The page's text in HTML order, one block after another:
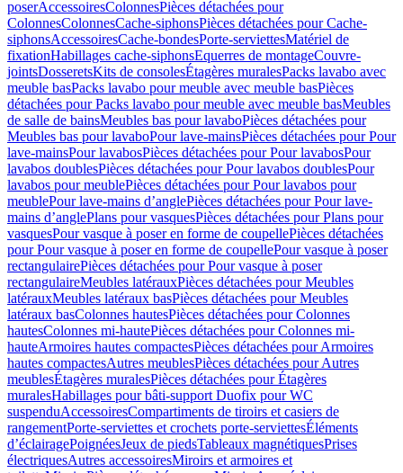
poserAccessoiresColonnesPièces détachées pour
ColonnesColonnesCache-siphonsPièces détachées pour Cache-
siphonsAccessoiresCache-bondesPorte-serviettesMatériel de
fixationHabillages cache-siphonsEquerres de montageCouvre-
jointsDosseretsKits de consolesÉtagères muralesPacks lavabo avec
meuble basPacks lavabo pour meuble avec meuble basPièces
détachées pour Packs lavabo pour meuble avec meuble basMeubles
de salle de bainsMeubles bas pour lavaboPièces détachées pour
Meubles bas pour lavaboPour lave-mainsPièces détachées pour Pour
lave-mainsPour lavabosPièces détachées pour Pour lavabosPour
lavabos doublesPièces détachées pour Pour lavabos doublesPour
lavabos pour meublePièces détachées pour Pour lavabos pour
meublePour lave-mains d’anglePièces détachées pour Pour lave-
mains d’anglePlans pour vasquesPièces détachées pour Plans pour
vasquesPour vasque à poser en forme de coupellePièces détachées
pour Pour vasque à poser en forme de coupellePour vasque à poser
rectangulairePièces détachées pour Pour vasque à poser
rectangulaireMeubles latérauxPièces détachées pour Meubles
latérauxMeubles latéraux basPièces détachées pour Meubles
latéraux basColonnes hautesPièces détachées pour Colonnes
hautesColonnes mi-hautePièces détachées pour Colonnes mi-
hauteArmoires hautes compactesPièces détachées pour Armoires
hautes compactesAutres meublesPièces détachées pour Autres
meublesÉtagères muralesPièces détachées pour Étagères
muralesHabillages pour bâti-support Duofix pour WC
suspenduAccessoiresCompartiments de tiroirs et casiers de
rangementPorte-serviettes et crochets porte-serviettesÉléments
d’éclairagePoignéesJeux de piedsTableaux magnétiquesPrises
électriquesAutres accessoiresMiroirs et armoires et